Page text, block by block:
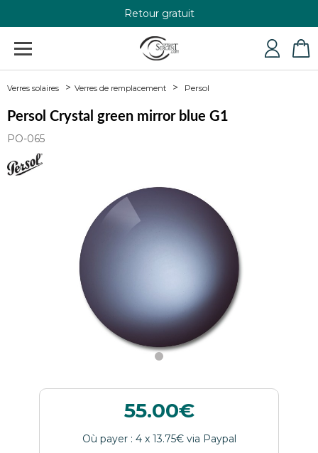
Retour gratuit
+33 4 79 24 76 84
Verres solaires Verres de remplacement Persol
Persol Crystal green mirror blue G1
PO-065
55.00